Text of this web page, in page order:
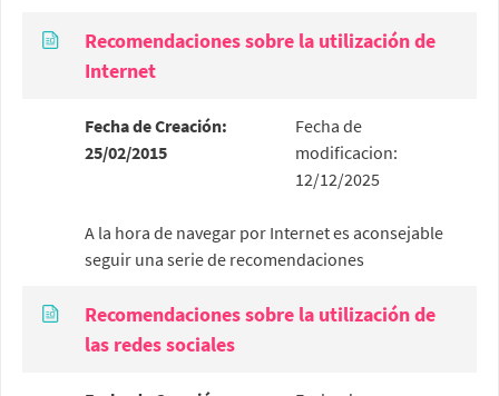
Recomendaciones sobre la utilización de
Internet
Fecha de Creación:
25/02/2015
Fecha de
modificacion:
12/12/2025
A la hora de navegar por Internet es aconsejable
seguir una serie de recomendaciones
Recomendaciones sobre la utilización de
las redes sociales